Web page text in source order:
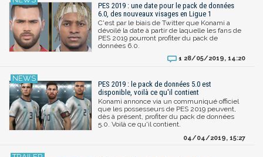
PES 2019 : une date pour le pack de données
6.0, des nouveaux visages en Ligue 1
C'est par le biais de Twitter que Konami a
dévoilé la date à partir de laquelle les fans de
PES 2019 pourront profiter du pack de
données 6.0.
1 28/05/2019, 14:20
PES 2019 : le pack de données 5.0 est
disponible, voilà ce qu'il contient
Konami annonce via un communiqué officiel
que les possesseurs de PES 2019 peuvent,
dès à présent, profiter du pack de données
5.0. Voilà ce qu'il contient.
04/04/2019, 15:27